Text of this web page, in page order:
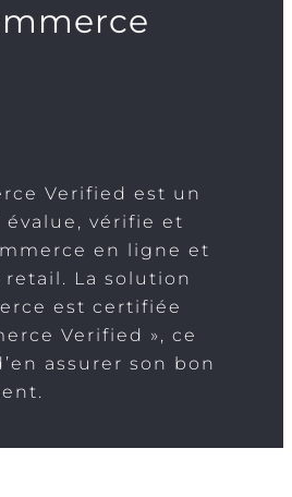
Verified est un
vérifie et
en ligne et
La solution
est certifiée
Verified », ce
assurer son bon